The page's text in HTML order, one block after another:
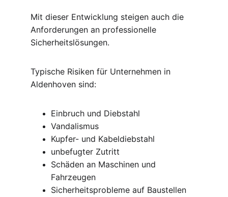
Mit dieser Entwicklung steigen auch die
Anforderungen an professionelle
Sicherheitslösungen.
Typische Risiken für Unternehmen in
Aldenhoven sind:
Einbruch und Diebstahl
Vandalismus
Kupfer- und Kabeldiebstahl
unbefugter Zutritt
Schäden an Maschinen und
Fahrzeugen
Sicherheitsprobleme auf Baustellen